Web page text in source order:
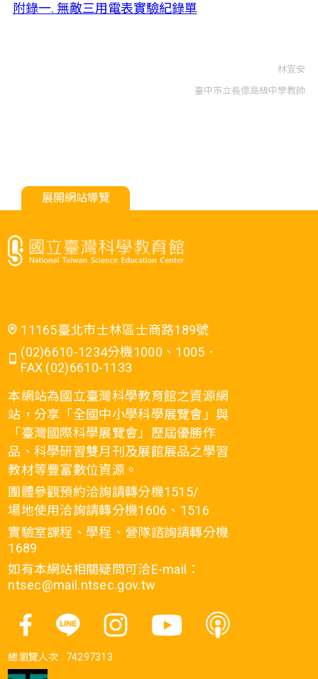
附錄一. 無敵三用電表實驗紀錄單
林宣安
臺中市立長億高級中學教師
展開網站導覽
11165臺北市士林區士商路189號
(02)6610-1234分機1000、1005．
FAX (02)6610-1133
本網站為國立臺灣科學教育館之資源網
站，分享「全國中小學科學展覽會」與
「臺灣國際科學展覽會」歷屆優勝作
品、科學研習雙月刊及展館展品之學習
教材等豐富數位資源。
團體參觀預約洽詢請轉分機1515/
場地使用洽詢請轉分機1606、1516
實驗室課程、學程、營隊諮詢請轉分機
1689
如有本網站相關疑問可洽E-mail：
ntsec@mail.ntsec.gov.tw
總瀏覽人次 : 74297313